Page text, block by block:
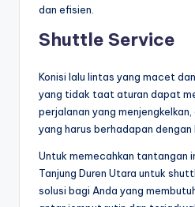
dan efisien.
Shuttle Service
Konisi lalu lintas yang macet
yang tidak taat aturan dapat
perjalanan yang
yang harus berhadapan
Untuk memecahkan tantangan
Tanjung Duren Utara untuk
solusi bagi Anda yang